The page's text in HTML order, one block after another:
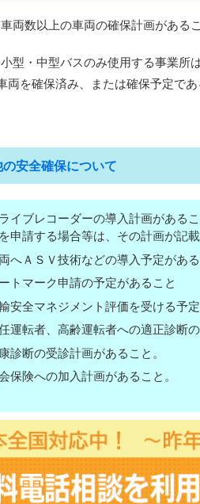
両数以上の車両の確保計画があるこ
型・中型バスのみ使用する事業所
両を確保済み、または確保予定であ
の安全確保について
イブレコーダーの導入計画がある
申請する場合等は、その計画が記載
へＡＳＶ技術などの導入予定があ
トマーク申請の予定があること
安全マネジメント評価を受ける予定
運転者、高齢運転者への適正診断
診断の受診計画があること。
保険への加入計画があること。